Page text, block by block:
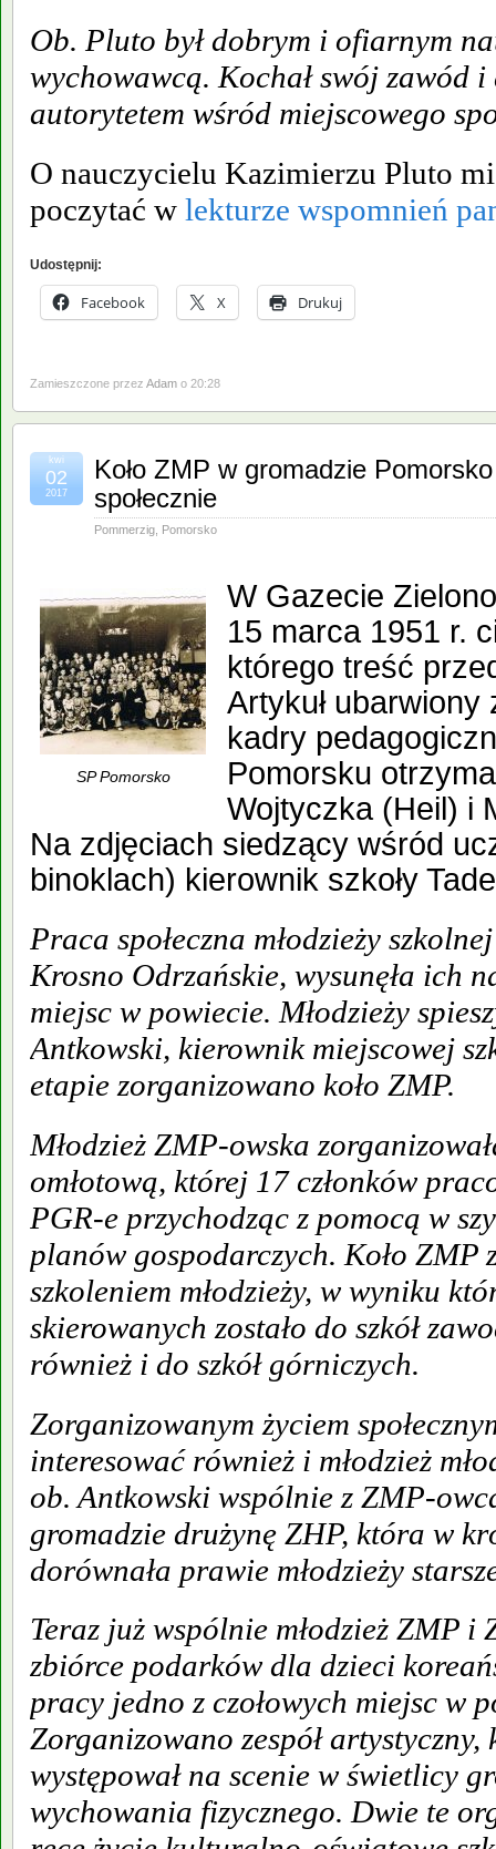
Ob. Pluto był dobrym i ofiarnym
wychowawcą. Kochał swój zawód i
autorytetem wśród miejscowego
O nauczycielu Kazimierzu Pluto
poczytać w lekturze wspomnień
Udostępnij:
Facebook X Drukuj
Zamieszczone przez Adam o 20:28
Koło ZMP w gromadzie
społecznie
Pommerzig Pomorsko
kwi
02
2017
SP Pomorsko
W Gazecie
15 marca 1951 r.
którego treść
Artykuł
kadry
Pomorsku
Wojtyczka (Heil) i
Na zdjęciach siedzący wśród
binoklach) kierownik szkoły
Praca społeczna młodzieży
Krosno Odrzańskie, wysunęła ich
miejsc w powiecie. Młodzieży
Antkowski, kierownik miejscowej
etapie zorganizowano koło ZMP.
Młodzież ZMP-owska
omłotową, której 17 członków
PGR-e przychodząc z pomocą w
planów gospodarczych. Koło ZMP
szkoleniem młodzieży, w wyniku
skierowanych zostało do szkół
również i do szkół górniczych.
Zorganizowanym życiem
interesować również i młodzież
ob. Antkowski wspólnie z ZMP-
gromadzie drużynę ZHP, która w
dorównała prawie młodzieży
Teraz już wspólnie młodzież ZMP i
zbiórce podarków dla dzieci
pracy jedno z czołowych miejsc w
Zorganizowano zespół
występował na scenie w świetlicy
wychowania fizycznego. Dwie te